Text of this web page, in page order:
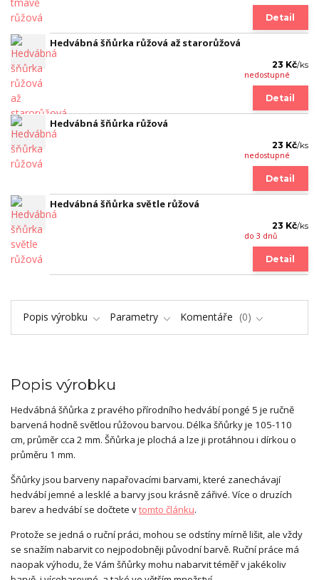
Detail
Hedvábná šňůrka růžová až starorůžová
23 Kč/ks
nedostupné
Detail
Hedvábná šňůrka růžová
23 Kč/ks
nedostupné
Detail
Hedvábná šňůrka světle růžová
23 Kč/ks
do 3 dnů
Detail
Popis výrobku Parametry Komentáře 0
Popis výrobku
Hedvábná šňůrka z pravého přírodního hedvábí pongé 5 je ručně
barvená hodně světlou růžovou barvou. Délka šňůrky je 105-110
cm, průměr cca 2 mm. Šňůrka je plochá a lze ji protáhnou i dírkou o
průměru 1 mm.
Šňůrky jsou barveny napařovacími barvami, které zanechávají
hedvábí jemné a lesklé a barvy jsou krásně zářivé. Více o druzích
barev a hedvábí se dočtete vtomto článku.
Protože se jedná o ruční práci, mohou se odstíny mírně lišit, ale vždy
se snažím nabarvit co nejpodobněji původní barvě. Ruční práce má
naopak výhodu, že Vám šňůrky mohu nabarvit téměř v jakékoliv